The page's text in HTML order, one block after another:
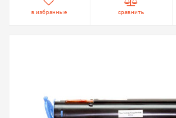
в избранные сравнить